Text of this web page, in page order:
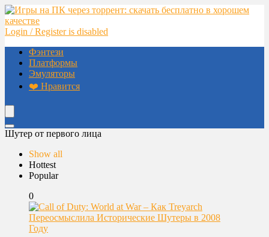
Login / Register is disabled
Фэнтези
Платформы
Эмуляторы
❤️ Нравится
Шутер от первого лица
Show all
Hottest
Popular
0